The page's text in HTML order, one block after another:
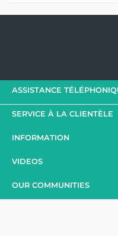
ASSISTANCE
SERVICE À LA CLIENTÈLE
INFORMATION
VIDEOS
OUR COMMUNITIES